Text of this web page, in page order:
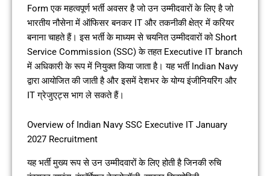
Form एक महत्वपूर्ण भर्ती अवसर है जो उन उम्मीदवारों के लिए है जो
भारतीय नौसेना में ऑफिसर बनकर IT और तकनीकी क्षेत्र में करियर
बनाना चाहते हैं। इस भर्ती के माध्यम से चयनित उम्मीदवारों को Short
Service Commission (SSC) के तहत Executive IT branch
में अधिकारी के रूप में नियुक्त किया जाता है। यह भर्ती Indian Navy
द्वारा आयोजित की जाती है और इसमें देशभर के योग्य इंजीनियरिंग और
IT ग्रेजुएट्स भाग ले सकते हैं।
Overview of Indian Navy SSC Executive IT January
2027 Recruitment
यह भर्ती मुख्य रूप से उन उम्मीदवारों के लिए होती है जिनकी रुचि